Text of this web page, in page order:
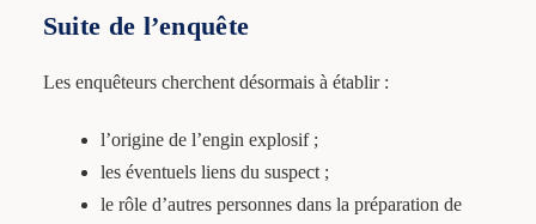
Suite de l’enquête
Les enquêteurs cherchent désormais à établir :
l’origine de l’engin explosif ;
les éventuels liens du suspect ;
le rôle d’autres personnes dans la préparation de